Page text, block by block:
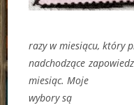
razy w miesiącu, który
nadchodzące
miesiąc. Moje
wybory są